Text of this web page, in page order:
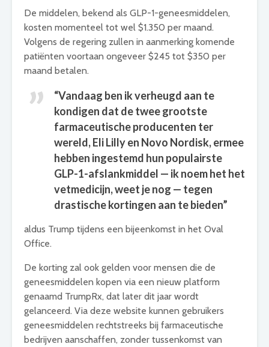
De middelen, bekend als GLP-1-geneesmiddelen,
kosten momenteel tot wel $1.350 per maand.
Volgens de regering zullen in aanmerking komende
patiënten voortaan ongeveer $245 tot $350 per
maand betalen.
“Vandaag ben ik verheugd aan te
kondigen dat de twee grootste
farmaceutische producenten ter
wereld, Eli Lilly en Novo Nordisk, ermee
hebben ingestemd hun populairste
GLP-1-afslankmiddel — ik noem het het
vetmedicijn, weet je nog — tegen
drastische kortingen aan te bieden”
aldus Trump tijdens een bijeenkomst in het Oval
Office.
De korting zal ook gelden voor mensen die de
geneesmiddelen kopen via een nieuw platform
genaamd TrumpRx, dat later dit jaar wordt
gelanceerd. Via deze website kunnen gebruikers
geneesmiddelen rechtstreeks bij farmaceutische
bedrijven aanschaffen, zonder tussenkomst van